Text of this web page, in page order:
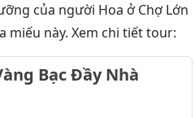
của người Hoa ở Chợ Lớn
miếu này. Xem chi tiết tour:
Bạc Đầy Nhà